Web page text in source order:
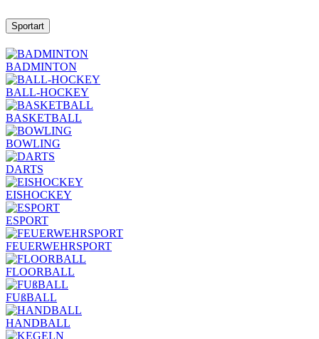
Sportart
BADMINTON
BALL-HOCKEY
BASKETBALL
BOWLING
DARTS
EISHOCKEY
ESPORT
FEUERWEHRSPORT
FLOORBALL
FUßBALL
HANDBALL